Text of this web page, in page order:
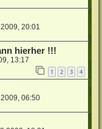
20:01
hierher !!!
13:17
1 2 3 4
06:50